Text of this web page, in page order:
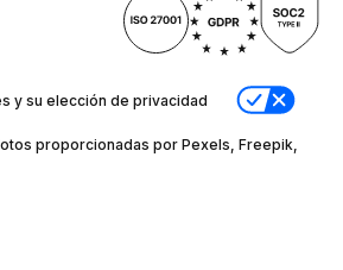
y su elección de privacidad
proporcionadas por Pexels, Freepik,